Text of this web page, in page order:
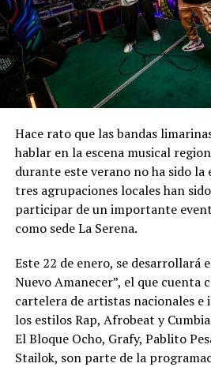
Hace rato que las bandas
hablar en la escena musical
durante este verano no ha sido la
tres agrupaciones locales han
participar de un importante
como sede La Serena.
Este 22 de enero, se desarrollará
Nuevo Amanecer”, el que
cartelera de artistas nacionales e
los estilos Rap, Afrobeat y
El Bloque Ocho, Grafy, Pablito
Stailok, son parte de la